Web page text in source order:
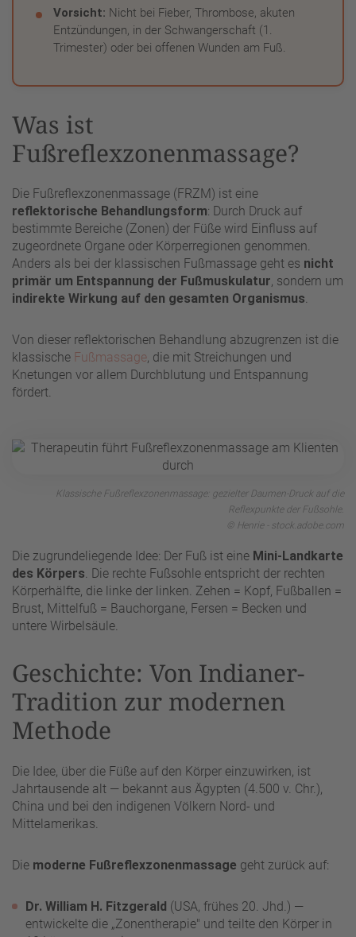
Vorsicht: Nicht bei Fieber, Thrombose, akuten
Entzündungen, in der Schwangerschaft (1.
Trimester) oder bei offenen Wunden am Fuß.
Was ist
Fußreflexzonenmassage?
Die Fußreflexzonenmassage (FRZM) ist eine
reflektorische Behandlungsform: Durch Druck auf
bestimmte Bereiche (Zonen) der Füße wird Einfluss auf
zugeordnete Organe oder Körperregionen genommen.
Anders als bei der klassischen Fußmassage geht es nicht
primär um Entspannung der Fußmuskulatur, sondern um
indirekte Wirkung auf den gesamten Organismus.
Von dieser reflektorischen Behandlung abzugrenzen ist die
klassische Fußmassage, die mit Streichungen und
Knetungen vor allem Durchblutung und Entspannung
fördert.
Klassische Fußreflexzonenmassage: gezielter Daumen-Druck auf die
Reflexpunkte der Fußsohle.
© Henrie - stock.adobe.com
Die zugrundeliegende Idee: Der Fuß ist eine Mini-Landkarte
des Körpers. Die rechte Fußsohle entspricht der rechten
Körperhälfte, die linke der linken. Zehen = Kopf, Fußballen =
Brust, Mittelfuß = Bauchorgane, Fersen = Becken und
untere Wirbelsäule.
Geschichte: Von Indianer-
Tradition zur modernen
Methode
Die Idee, über die Füße auf den Körper einzuwirken, ist
Jahrtausende alt — bekannt aus Ägypten (4.500 v. Chr.),
China und bei den indigenen Völkern Nord- und
Mittelamerikas.
Die moderne Fußreflexzonenmassage geht zurück auf:
Dr. William H. Fitzgerald (USA, frühes 20. Jhd.) —
entwickelte die „Zonentherapie" und teilte den Körper in